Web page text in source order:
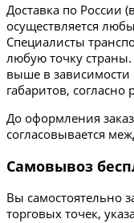
Доставка по России
осуществляется
Специалисты
любую точку
выше в зависимости
габаритов,
До оформления
согласовывается
Самовывоз
Вы самостоятельно
торговых точек,